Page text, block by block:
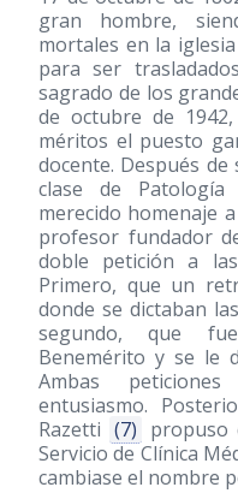
gran hombre,
mortales en la
para ser
sagrado de los
de octubre de
méritos el puesto
docente. Después
clase de
merecido homenaje
profesor fundador
doble petición a
Primero, que un
donde se dictaban
segundo, que
Benemérito y se le
Ambas
entusiasmo.
Razetti (7) propuso
Servicio de Clínica
cambiase el nombre